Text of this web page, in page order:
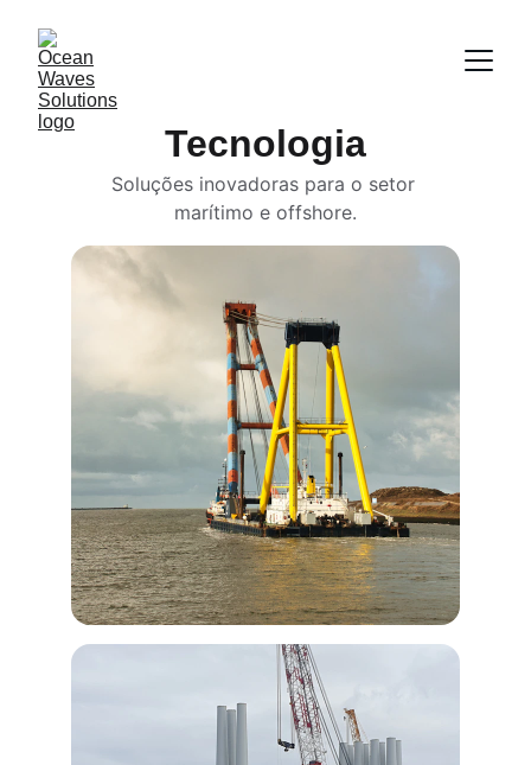
Tecnologia
Soluções inovadoras para o setor
marítimo e offshore.